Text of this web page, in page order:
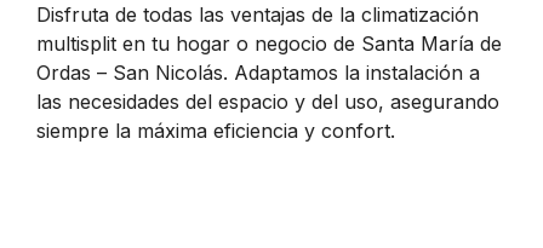
Disfruta de todas las ventajas de la climatización
multisplit en tu hogar o negocio de Santa María de
Ordas – San Nicolás. Adaptamos la instalación a
las necesidades del espacio y del uso, asegurando
siempre la máxima eficiencia y confort.